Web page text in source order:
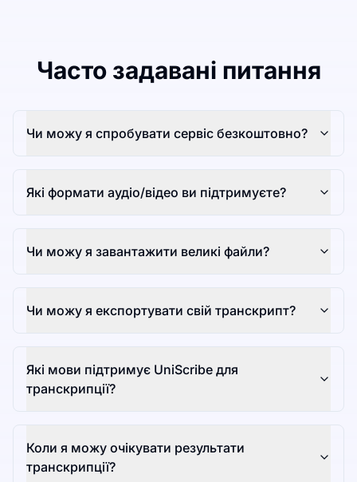
Часто задавані питання
Чи можу я спробувати сервіс безкоштовно?
Які формати аудіо/відео ви підтримуєте?
Чи можу я завантажити великі файли?
Чи можу я експортувати свій транскрипт?
Які мови підтримує UniScribe для
транскрипції?
Коли я можу очікувати результати
транскрипції?